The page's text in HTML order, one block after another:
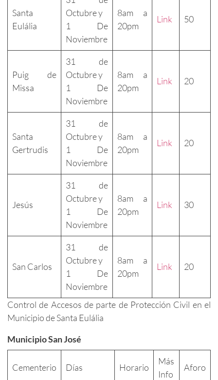
Santa
Eulália
Octubre y
1 De
Noviembre
8am a
20pm
Link 50
Puig de
Missa
31 de
Octubre y
1 De
Noviembre
8am a
20pm
Link 20
Santa
Gertrudis
31 de
Octubre y
1 De
Noviembre
8am a
20pm
Link 20
Jesús
31 de
Octubre y
1 De
Noviembre
8am a
20pm
Link 30
San Carlos
31 de
Octubre y
1 De
Noviembre
8am a
20pm
Link 20
Control de Accesos de parte de Protección Civil en el
Municipio de Santa Eulália
Municipio San José
Cementerio Días Horario
Más
Info
Aforo